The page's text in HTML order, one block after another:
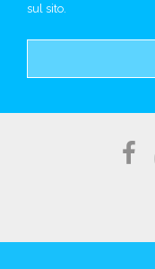
sul sito.